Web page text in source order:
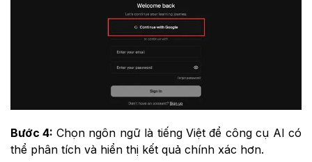
Bước 4: Chọn ngôn ngữ là tiếng Việt để công cụ AI có
thể phân tích và hiển thị kết quả chính xác hơn.